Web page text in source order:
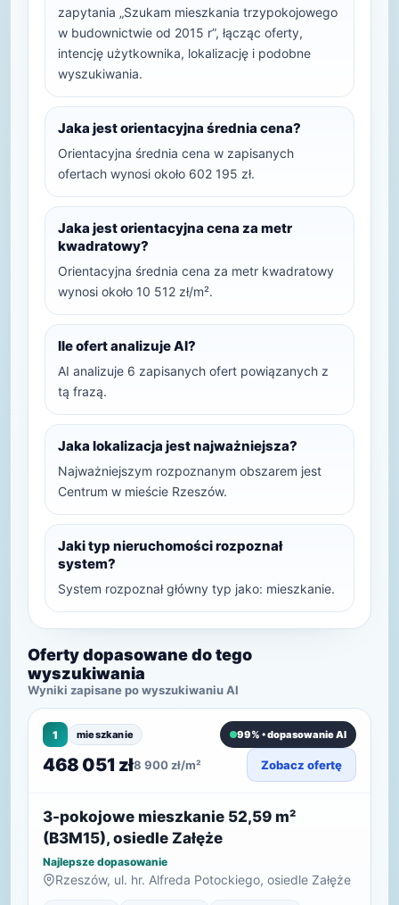
zapytania „Szukam mieszkania trzypokojowego
w budownictwie od 2015 r”, łącząc oferty,
intencję użytkownika, lokalizację i podobne
wyszukiwania.
Jaka jest orientacyjna średnia cena?
Orientacyjna średnia cena w zapisanych
ofertach wynosi około 602 195 zł.
Jaka jest orientacyjna cena za metr
kwadratowy?
Orientacyjna średnia cena za metr kwadratowy
wynosi około 10 512 zł/m².
Ile ofert analizuje AI?
AI analizuje 6 zapisanych ofert powiązanych z
tą frazą.
Jaka lokalizacja jest najważniejsza?
Najważniejszym rozpoznanym obszarem jest
Centrum w mieście Rzeszów.
Jaki typ nieruchomości rozpoznał
system?
System rozpoznał główny typ jako: mieszkanie.
Oferty dopasowane do tego
wyszukiwania
Wyniki zapisane po wyszukiwaniu AI
1 mieszkanie 99% • dopasowanie AI
468 051 zł8 900 zł/m² Zobacz ofertę
3-pokojowe mieszkanie 52,59 m²
(B3M15), osiedle Załęże
Najlepsze dopasowanie
Rzeszów, ul. hr. Alfreda Potockiego, osiedle Załęże